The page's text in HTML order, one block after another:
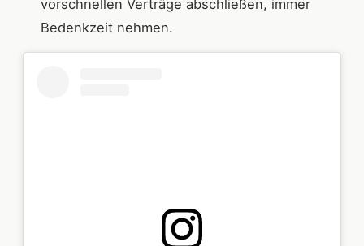
vorschnellen Verträge abschließen, immer
Bedenkzeit nehmen.